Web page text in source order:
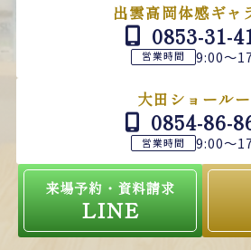
出雲高岡体感ギャ
0853-31-
営業時間 9:00～
大田ショール
0854-86-
営業時間 9:00～
来場予約・資料請求
LINE